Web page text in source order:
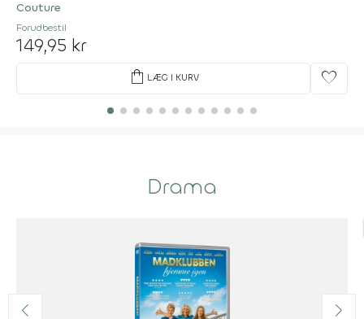
Couture
Forudbestil
149,95 kr
shopping_bag LÆG I KURV favorite
Drama